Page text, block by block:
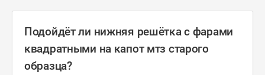
Подойдёт ли нижняя решётка с фарами
квадратными на капот мтз старого
образца?